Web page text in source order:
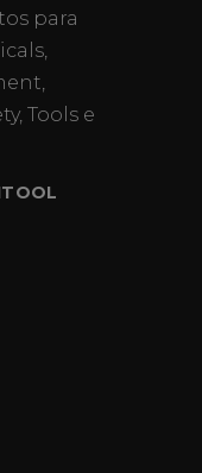
para
Tools e